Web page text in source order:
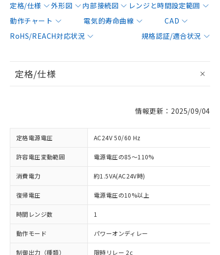
定格/仕様 外形図 内部接続図
レンジと時間設定範囲
動作チャート
電気的寿命曲線
CAD
RoHS/REACH対応状況
規格認証/適合状況
定格/仕様
情報更新：2025/09/04
定格電源電圧 AC24V 50/60 Hz
許容電圧変動範囲 電源電圧の85～110%
消費電力 約1.5VA(AC24V時)
復帰電圧 電源電圧の10%以上
時間レンジ数 1
動作モード パワーオンディレー
制御出力（種類） 限時リレー 2c